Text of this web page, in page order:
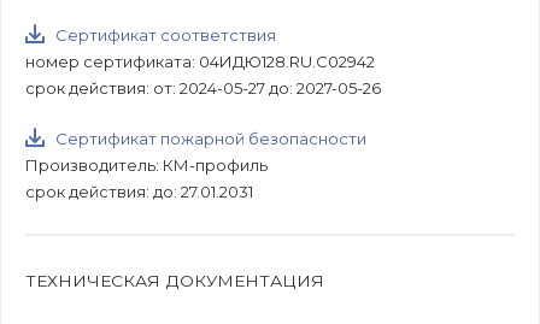
Сертификат соответствия
номер сертификата: 04ИДЮ128.RU.С02942
срок действия: от: 2024-05-27 до: 2027-05-26
Сертификат пожарной безопасности
Производитель: КМ-профиль
срок действия: до: 27.01.2031
ТЕХНИЧЕСКАЯ ДОКУМЕНТАЦИЯ